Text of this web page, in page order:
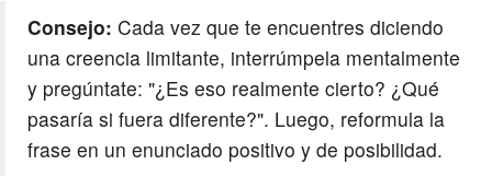
Consejo: Cada vez que te encuentres diciendo
una creencia limitante, interrúmpela mentalmente
y pregúntate: "¿Es eso realmente cierto? ¿Qué
pasaría si fuera diferente?". Luego, reformula la
frase en un enunciado positivo y de posibilidad.